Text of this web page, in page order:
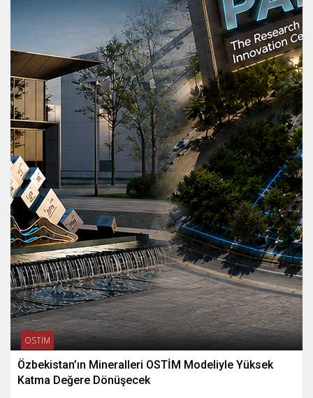
OSTİM
Özbekistan’ın Mineralleri OSTİM Modeliyle Yüksek
Katma Değere Dönüşecek